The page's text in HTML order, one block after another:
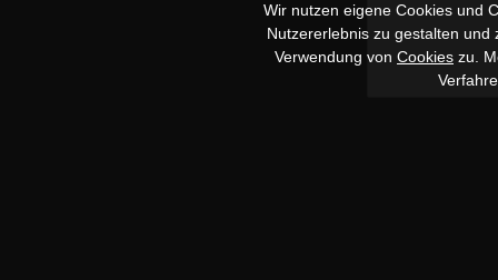
Wir nutzen eigene Cookies und
Nutzererlebnis zu gestalten
Verwendung von Cookies zu.